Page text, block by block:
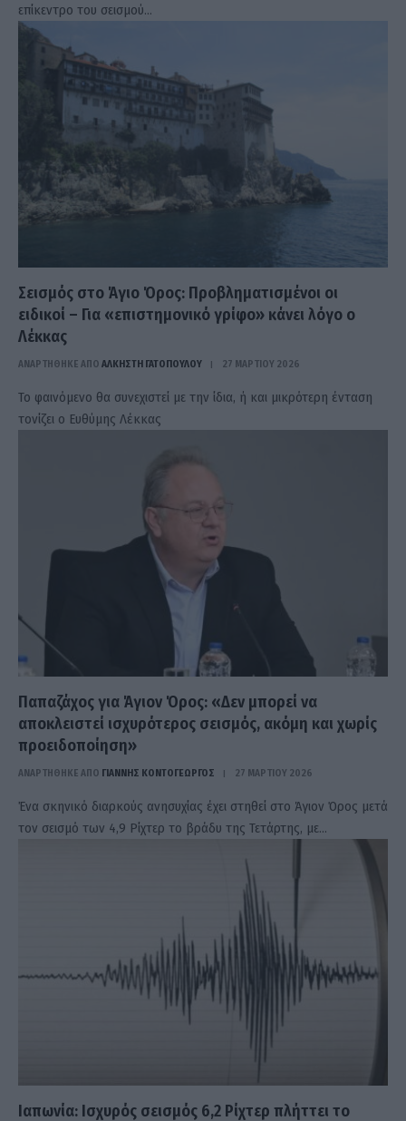
επίκεντρο του σεισμού…
Σεισμός στο Άγιο Όρος: Προβληματισμένοι οι
ειδικοί – Για «επιστημονικό γρίφο» κάνει λόγο ο
Λέκκας
ΑΝΑΡΤΗΘΗΚΕ ΑΠΟ ΆΛΚΗΣΤΗ ΓΑΤΟΠΟΎΛΟΥ 27 ΜΑΡΤΊΟΥ 2026
Το φαινόμενο θα συνεχιστεί με την ίδια, ή και μικρότερη ένταση
τονίζει ο Ευθύμης Λέκκας
Παπαζάχος για Άγιον Όρος: «Δεν μπορεί να
αποκλειστεί ισχυρότερος σεισμός, ακόμη και χωρίς
προειδοποίηση»
ΑΝΑΡΤΗΘΗΚΕ ΑΠΟ ΓΙΆΝΝΗΣ ΚΟΝΤΟΓΕΏΡΓΟΣ 27 ΜΑΡΤΊΟΥ 2026
Ένα σκηνικό διαρκούς ανησυχίας έχει στηθεί στο Άγιον Όρος μετά
τον σεισμό των 4,9 Ρίχτερ το βράδυ της Τετάρτης, με…
Ιαπωνία: Ισχυρός σεισμός 6,2 Ρίχτερ πλήττει το